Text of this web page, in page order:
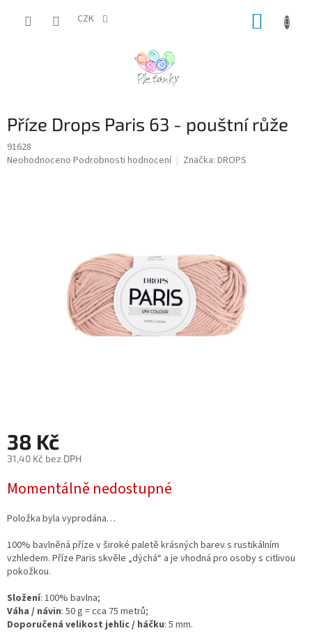
CZK
Příze Drops Paris 63 - pouštní růže
91628
Průměrné
Neohodnoceno Podrobnosti hodnocení Značka: DROPS
38 Kč
31,40 Kč bez DPH
cena:
Momentálně nedostupné
Položka byla vyprodána…
100% bavlněná příze v široké paletě krásných barev s rustikálním
vzhledem. Příze Paris skvěle „dýchá“ a je vhodná pro osoby s citlivou
pokožkou.
Složení: 100% bavlna;
Váha / návin: 50 g = cca 75 metrů;
Doporučená velikost jehlic / háčku: 5 mm.